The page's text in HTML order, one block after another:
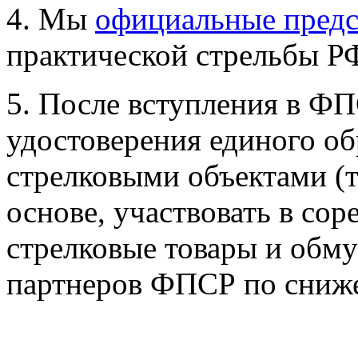
4. Мы официальные
практической стрельбы
5. После вступления в
удостоверения единого
стрелковыми объектами
основе, участвовать в
стрелковые товары и
партнеров ФПСР по